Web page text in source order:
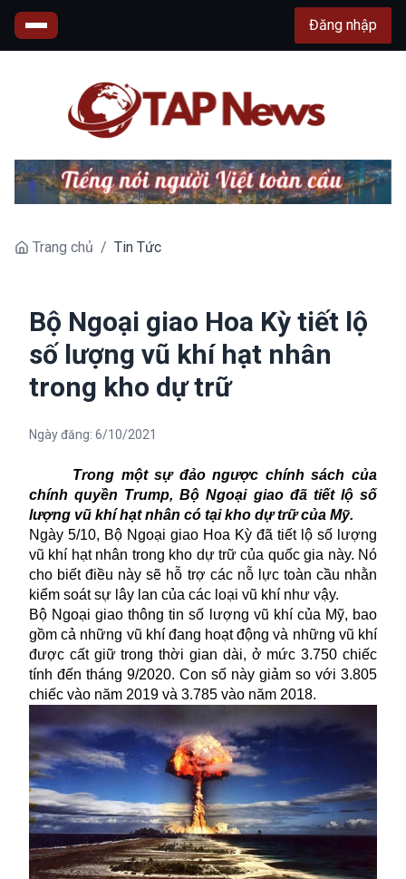
Đăng nhập
Trang chủ / Tin Tức
Bộ Ngoại giao Hoa Kỳ tiết lộ
số lượng vũ khí hạt nhân
trong kho dự trữ
Ngày đăng: 6/10/2021
Trong một sự đảo ngược chính sách của
chính quyền Trump, Bộ Ngoại giao đã tiết lộ số
lượng vũ khí hạt nhân có tại kho dự trữ của Mỹ.
Ngày 5/10, Bộ Ngoại giao Hoa Kỳ đã tiết lộ số lượng
vũ khí hạt nhân trong kho dự trữ của quốc gia này. Nó
cho biết điều này sẽ hỗ trợ các nỗ lực toàn cầu nhằn
kiểm soát sự lây lan của các loại vũ khí như vậy.
Bộ Ngoại giao thông tin số lượng vũ khí của Mỹ, bao
gồm cả những vũ khí đang hoạt động và những vũ khí
được cất giữ trong thời gian dài, ở mức 3.750 chiếc
tính đến tháng 9/2020. Con số này giảm so với 3.805
chiếc vào năm 2019 và 3.785 vào năm 2018.